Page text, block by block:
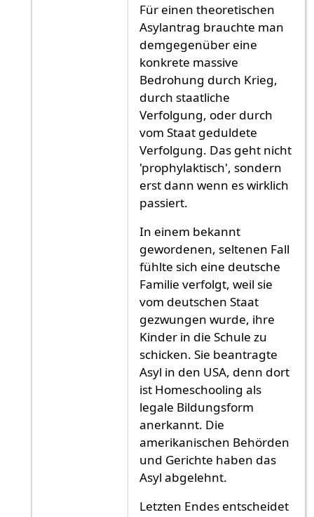
Für einen theoretischen
Asylantrag brauchte man
demgegenüber eine
konkrete massive
Bedrohung durch Krieg,
durch staatliche
Verfolgung, oder durch
vom Staat geduldete
Verfolgung. Das geht nicht
'prophylaktisch', sondern
erst dann wenn es wirklich
passiert.
In einem bekannt
gewordenen, seltenen Fall
fühlte sich eine deutsche
Familie verfolgt, weil sie
vom deutschen Staat
gezwungen wurde, ihre
Kinder in die Schule zu
schicken. Sie beantragte
Asyl in den USA, denn dort
ist Homeschooling als
legale Bildungsform
anerkannt. Die
amerikanischen Behörden
und Gerichte haben das
Asyl abgelehnt.
Letzten Endes entscheidet